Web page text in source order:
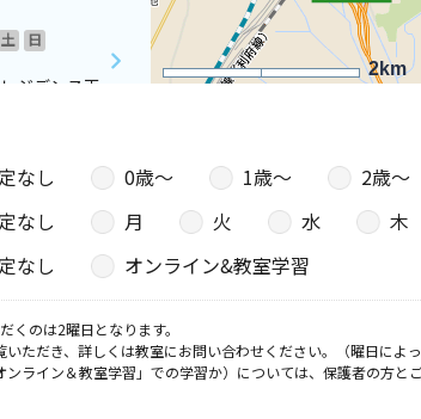
2km
土
日
ジデンス玉
土 日
土
日
３－７ 柿崎
なし 0歳〜 1歳〜 2歳〜
なし 月 火 水 木
なし オンライン&教室学習
のは2曜日となります。
ただき、詳しくは教室にお問い合わせください。（曜日によ
ライン＆教室学習」での学習か）については、保護者の方と